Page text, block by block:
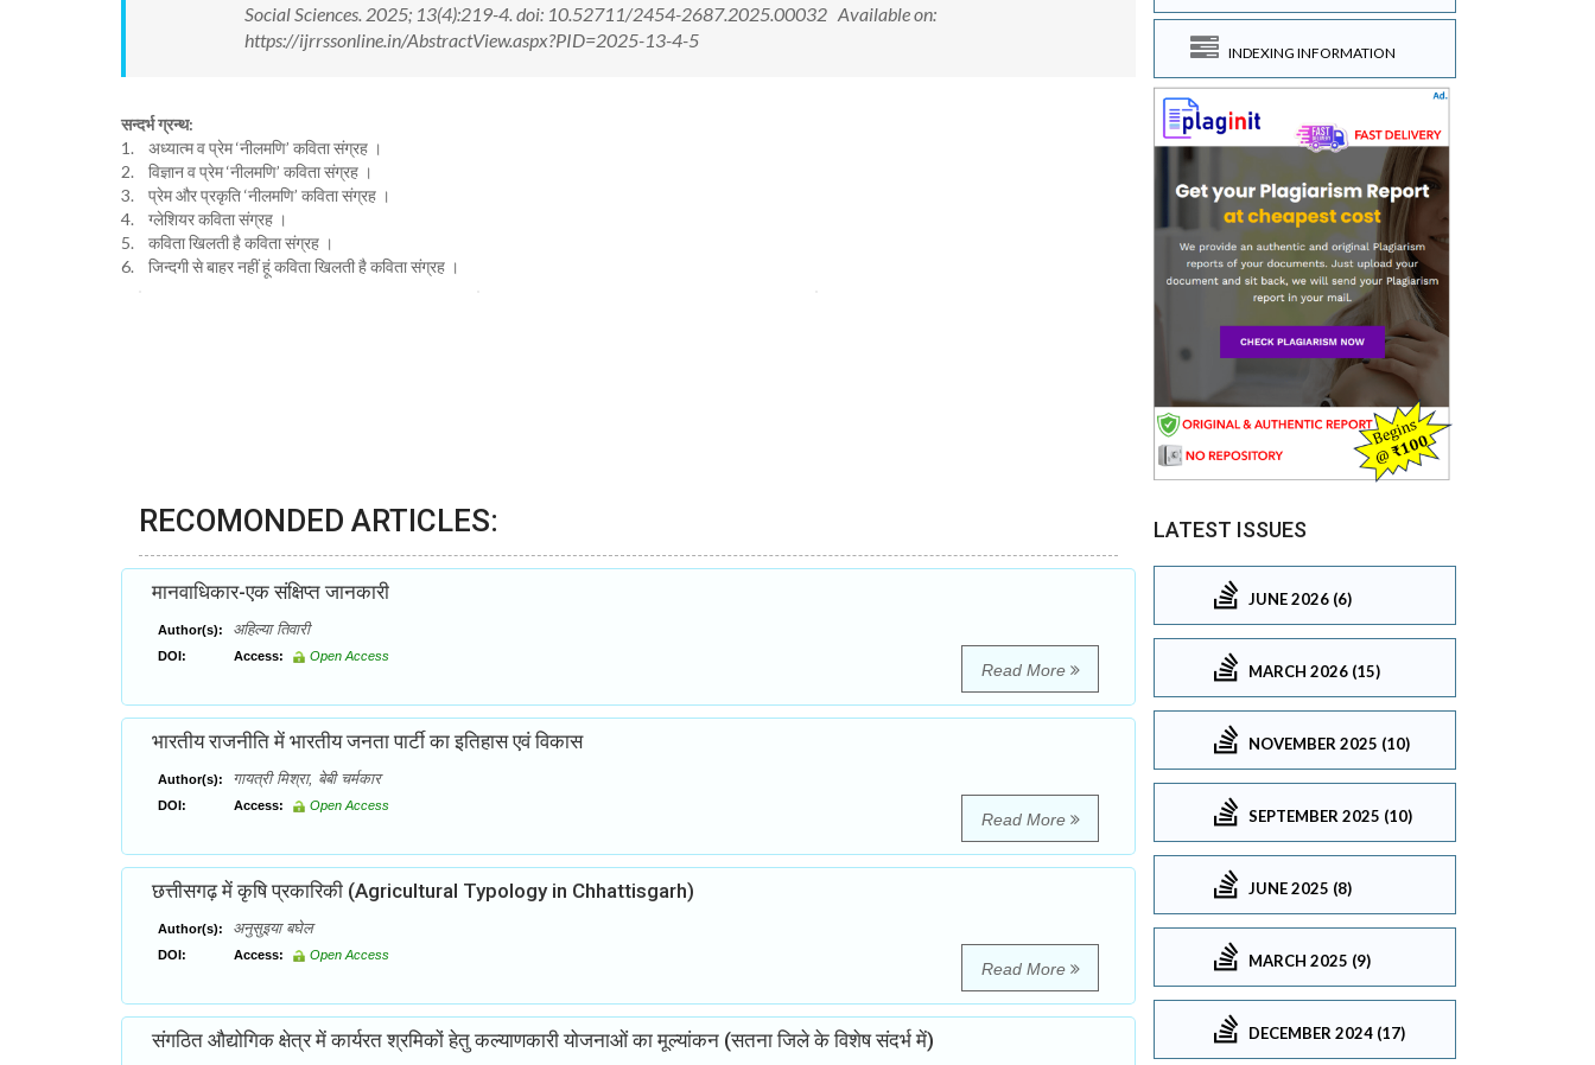
Social Sciences. 2025; 13(4):219-4. doi: 10.52711/2454-2687.2025.00032 Available on:
https://ijrrssonline.in/AbstractView.aspx?PID=2025-13-4-5
सन्दर्भ ग्रन्थ:
1. अध्यात्म व प्रेम ‘नीलमणि’ कविता संग्रह ।
2. विज्ञान व प्रेम ‘नीलमणि’ कविता संग्रह ।
3. प्रेम और प्रकृति ‘नीलमणि’ कविता संग्रह ।
4. ग्लेशियर कविता संग्रह ।
5. कविता खिलती है कविता संग्रह ।
6. जिन्दगी से बाहर नहीं हूं कविता खिलती है कविता संग्रह ।
RECOMONDED ARTICLES:
मानवाधिकार-एक संक्षिप्त जानकारी
Author(s): अहिल्या तिवारी
DOI: Access: Open Access
Read More
भारतीय राजनीति में भारतीय जनता पार्टी का इतिहास एवं विकास
Author(s): गायत्री मिश्रा, बेबी चर्मकार
DOI: Access: Open Access
Read More
छत्तीसगढ़ में कृषि प्रकारिकी (Agricultural Typology in Chhattisgarh)
Author(s): अनुसुइया बघेल
DOI: Access: Open Access
Read More
संगठित औद्योगिक क्षेत्र में कार्यरत श्रमिकों हेतु कल्याणकारी योजनाओं का मूल्यांकन (सतना जिले के विशेष संदर्भ में)
INDEXING INFORMATION
LATEST ISSUES
JUNE 2026 (6)
MARCH 2026 (15)
NOVEMBER 2025 (10)
SEPTEMBER 2025 (10)
JUNE 2025 (8)
MARCH 2025 (9)
DECEMBER 2024 (17)